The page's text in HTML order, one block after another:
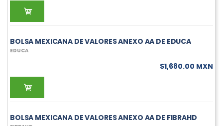
BOLSA MEXICANA DE VALORES ANEXO AA DE EDUCA
EDUCA
$1,680.00 MXN
BOLSA MEXICANA DE VALORES ANEXO AA DE FIBRAHD